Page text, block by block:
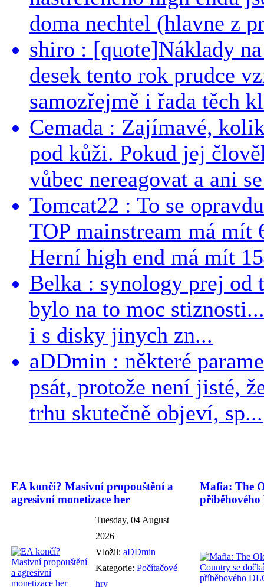
doma nechtel (hlavne z
shiro : [quote]Náklady
desek tento rok prudce
samozřejmě i řada těch
Cemada : Zajímavé,
pod kůži. Pokud jej
vůbec nereagovat a ani
Tomcat22 : To se
TOP mainstream má
Herní high end má mít
Belka : synology prej od
bylo na to moc
i s disky jinych zn...
aDDmin : některé
psát, protože není jisté,
trhu skutečně objeví, sp...
EA končí? Masivní propouštění a
agresivní monetizace her
Tuesday, 04 August
2026
Vložil: aDDmin
Kategorie: Počítačové
hry
Mafia: The